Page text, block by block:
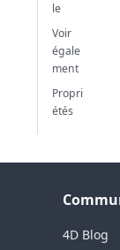
le
Voir
égale
ment
Propri
étés
4D Blog